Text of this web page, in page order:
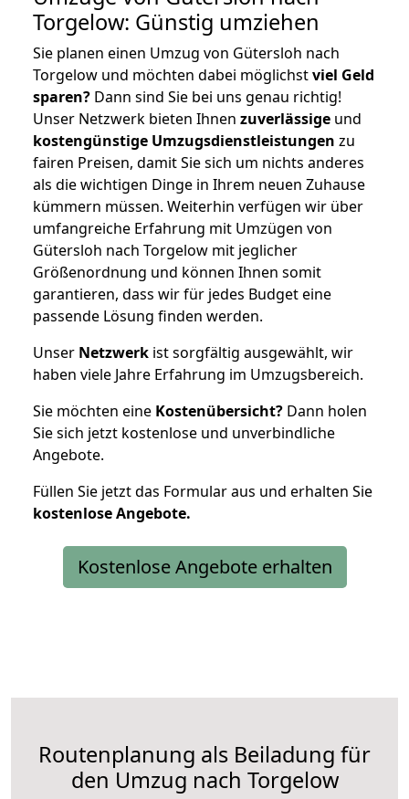
Torgelow: Günstig umziehen
Sie planen einen Umzug von Gütersloh nach
Torgelow und möchten dabei möglichstviel Geld
sparen? Dann sind Sie bei uns genau richtig!
Unser Netzwerk bieten Ihnen zuverlässige und
kostengünstige Umzugsdienstleistungen zu
fairen Preisen, damit Sie sich um nichts anderes
als die wichtigen Dinge in Ihrem neuen Zuhause
kümmern müssen. Weiterhin verfügen wir über
umfangreiche Erfahrung mit Umzügen von
Gütersloh nach Torgelow mit jeglicher
Größenordnung und können Ihnen somit
garantieren, dass wir für jedes Budget eine
passende Lösung finden werden.
Unser Netzwerk ist sorgfältig ausgewählt, wir
haben viele Jahre Erfahrung im Umzugsbereich.
Sie möchten eine Kostenübersicht? Dann holen
Sie sich jetzt kostenlose und unverbindliche
Angebote.
Füllen Sie jetzt das Formular aus und erhalten Sie
kostenloseAngebote.
Kostenlose Angebote erhalten
Routenplanung als Beiladung für
den Umzug nach Torgelow